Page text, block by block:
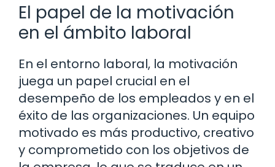
El papel de la motivación
en el ámbito laboral
En el entorno laboral, la motivación
juega un papel crucial en el
desempeño de los empleados y en el
éxito de las organizaciones. Un equipo
motivado es más productivo, creativo
y comprometido con los objetivos de